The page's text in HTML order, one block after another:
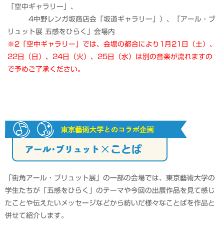
「空中ギャラリー」、
4中野レンガ坂商店会「坂道ギャラリー」）、「アール・ブ
リュット展 五感をひらく」会場内
※2「空中ギャラリー」では、会場の都合により1月21日（土）、
22日（日）、24日（火）、25日（水）は別の音楽が流れますの
で予めご了承ください。
「街角アール・ブリュット展」の一部の会場では、東京藝術大学の
学生たちが「五感をひらく」のテーマや今回の出展作品を見て感じ
たことや伝えたいメッセージなどから紡いだ様々なことばを作品と
併せて紹介します。